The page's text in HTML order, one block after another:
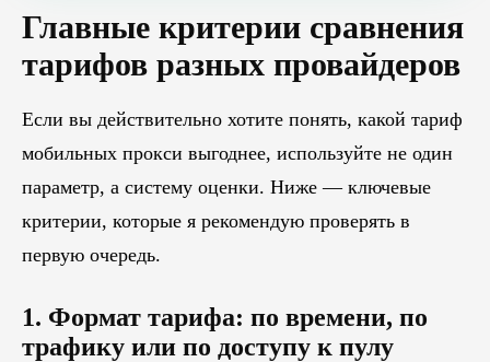
Главные критерии сравнения
тарифов разных провайдеров
Если вы действительно хотите понять, какой тариф
мобильных прокси выгоднее, используйте не один
параметр, а систему оценки. Ниже — ключевые
критерии, которые я рекомендую проверять в
первую очередь.
1. Формат тарифа: по времени, по
трафику или по доступу к пулу